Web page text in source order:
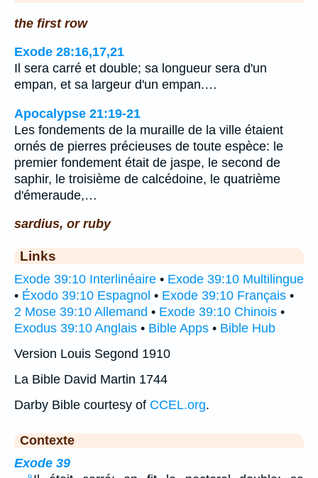
the first row
Exode 28:16,17,21
Il sera carré et double; sa longueur sera d'un
empan, et sa largeur d'un empan.…
Apocalypse 21:19-21
Les fondements de la muraille de la ville étaient
ornés de pierres précieuses de toute espèce: le
premier fondement était de jaspe, le second de
saphir, le troisième de calcédoine, le quatrième
d'émeraude,…
sardius, or ruby
Links
Exode 39:10 Interlinéaire • Exode 39:10 Multilingue
• Éxodo 39:10 Espagnol • Exode 39:10 Français •
2 Mose 39:10 Allemand • Exode 39:10 Chinois •
Exodus 39:10 Anglais • Bible Apps • Bible Hub
Version Louis Segond 1910
La Bible David Martin 1744
Darby Bible courtesy of CCEL.org.
Contexte
Exode 39